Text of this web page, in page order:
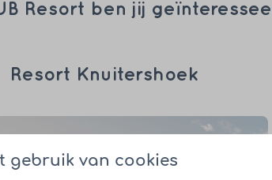
Resort ben jij
Resort Knuitershoek
gebruik van cookies